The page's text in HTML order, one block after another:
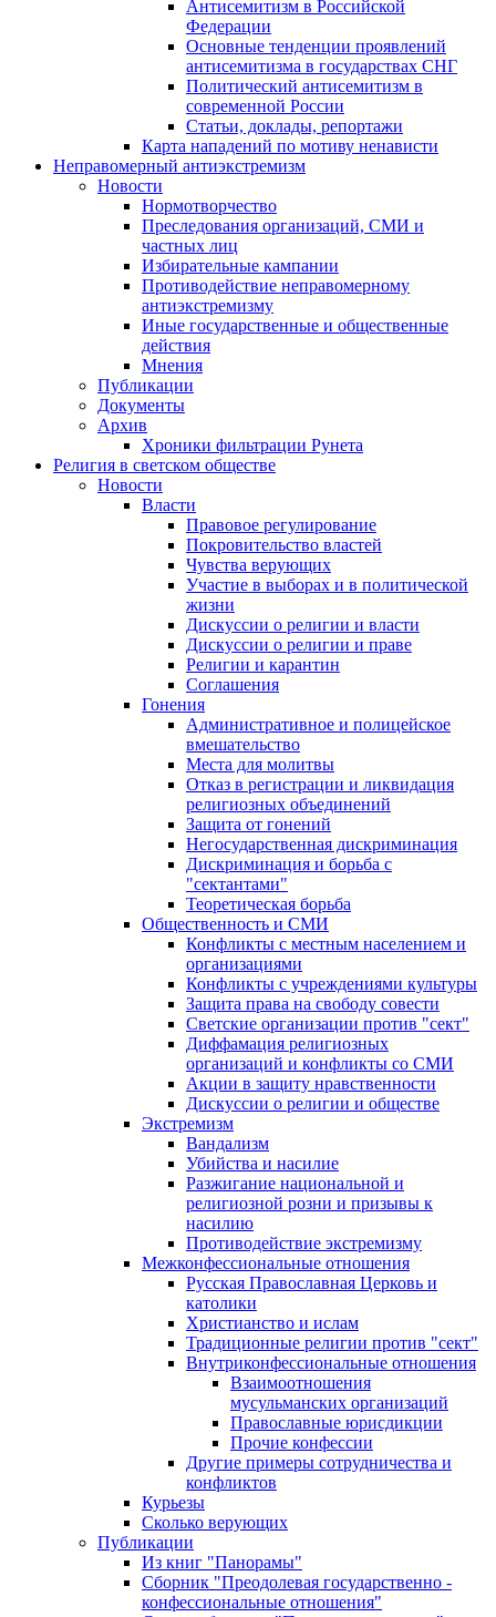
Антисемитизм в Российской
Федерации
Основные тенденции проявлений
антисемитизма в государствах СНГ
Политический антисемитизм в
современной России
Статьи, доклады, репортажи
Карта нападений по мотиву ненависти
Неправомерный антиэкстремизм
Новости
Нормотворчество
Преследования организаций, СМИ и
частных лиц
Избирательные кампании
Противодействие неправомерному
антиэкстремизму
Иные государственные и общественные
действия
Мнения
Публикации
Документы
Архив
Хроники фильтрации Рунета
Религия в светском обществе
Новости
Власти
Правовое регулирование
Покровительство властей
Чувства верующих
Участие в выборах и в политической
жизни
Дискуссии о религии и власти
Дискуссии о религии и праве
Религии и карантин
Соглашения
Гонения
Административное и полицейское
вмешательство
Места для молитвы
Отказ в регистрации и ликвидация
религиозных объединений
Защита от гонений
Негосударственная дискриминация
Дискриминация и борьба с
"сектантами"
Теоретическая борьба
Общественность и СМИ
Конфликты с местным населением и
организациями
Конфликты с учреждениями культуры
Защита права на свободу совести
Светские организации против "сект"
Диффамация религиозных
организаций и конфликты со СМИ
Акции в защиту нравственности
Дискуссии о религии и обществе
Экстремизм
Вандализм
Убийства и насилие
Разжигание национальной и
религиозной розни и призывы к
насилию
Противодействие экстремизму
Межконфессиональные отношения
Русская Православная Церковь и
католики
Христианство и ислам
Традиционные религии против "сект"
Внутриконфессиональные отношения
Взаимоотношения
мусульманских организаций
Православные юрисдикции
Прочие конфессии
Другие примеры сотрудничества и
конфликтов
Курьезы
Сколько верующих
Публикации
Из книг "Панорамы"
Сборник "Преодолевая государственно -
конфессиональные отношения"